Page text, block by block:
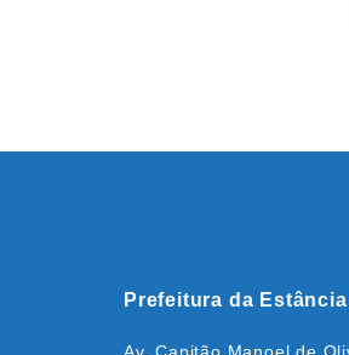
Prefeitura da
Av. Capitão Manoel de